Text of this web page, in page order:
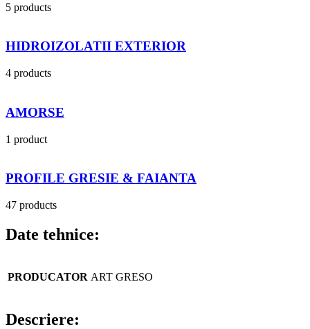
5 products
HIDROIZOLATII EXTERIOR
4 products
AMORSE
1 product
PROFILE GRESIE & FAIANTA
47 products
Date tehnice:
PRODUCATOR ART GRESO
Descriere: